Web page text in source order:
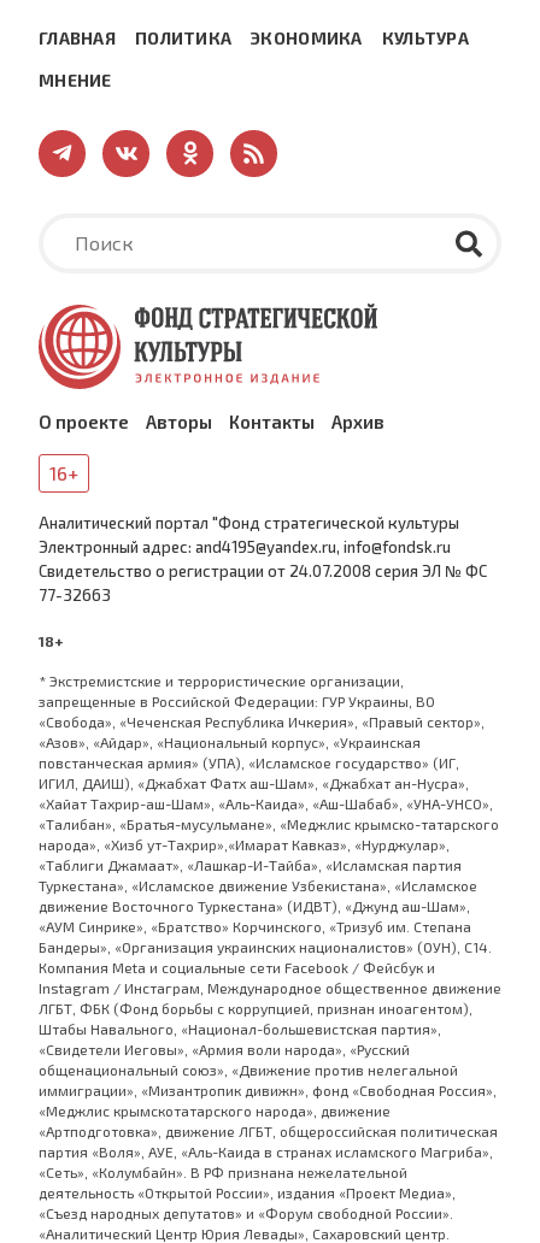
ГЛАВНАЯ ПОЛИТИКА ЭКОНОМИКА КУЛЬТУРА
МНЕНИЕ
О проекте Авторы Контакты Архив
16+
Аналитический портал "Фонд стратегической культуры
Электронный адрес: and4195@yandex.ru, info@fondsk.ru
Cвидетельство о регистрации от 24.07.2008 серия ЭЛ № ФС
77-32663
18+
* Экстремистские и террористические организации,
запрещенные в Российской Федерации: ГУР Украины, ВО
«Свобода», «Чеченская Республика Ичкерия», «Правый сектор»,
«Азов», «Айдар», «Национальный корпус», «Украинская
повстанческая армия» (УПА), «Исламское государство» (ИГ,
ИГИЛ, ДАИШ), «Джабхат Фатх аш-Шам», «Джабхат ан-Нусра»,
«Хайат Тахрир-аш-Шам», «Аль-Каида», «Аш-Шабаб», «УНА-УНСО»,
«Талибан», «Братья-мусульмане», «Меджлис крымско-татарского
народа», «Хизб ут-Тахрир»,«Имарат Кавказ», «Нурджулар»,
«Таблиги Джамаат», «Лашкар-И-Тайба», «Исламская партия
Туркестана», «Исламское движение Узбекистана», «Исламское
движение Восточного Туркестана» (ИДВТ), «Джунд аш-Шам»,
«АУМ Синрике», «Братство» Корчинского, «Тризуб им. Степана
Бандеры», «Организация украинских националистов» (ОУН), С14.
Компания Meta и социальные сети Facebook / Фейсбук и
Instagram / Инстаграм, Международное общественное движение
ЛГБТ, ФБК (Фонд борьбы с коррупцией, признан иноагентом),
Штабы Навального, «Национал-большевистская партия»,
«Свидетели Иеговы», «Армия воли народа», «Русский
общенациональный союз», «Движение против нелегальной
иммиграции», «Мизантропик дивижн», фонд «Свободная Россия»,
«Меджлис крымскотатарского народа», движение
«Артподготовка», движение ЛГБТ, общероссийская политическая
партия «Воля», АУЕ, «Аль-Каида в странах исламского Магриба»,
«Сеть», «Колумбайн». В РФ признана нежелательной
деятельность «Открытой России», издания «Проект Медиа»,
«Съезд народных депутатов» и «Форум свободной России».
«Аналитический Центр Юрия Левады», Сахаровский центр.